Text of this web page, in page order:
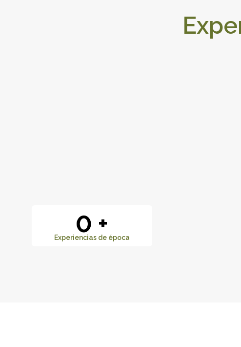
0 +
Experiencias de época